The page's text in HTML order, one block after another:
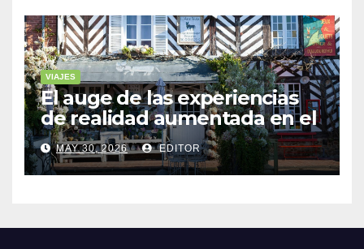
VIAJES
El auge de las experiencias
de realidad aumentada en el
turismo
MAY 30, 2026 EDITOR